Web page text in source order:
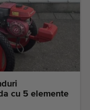
cu 5 elemente